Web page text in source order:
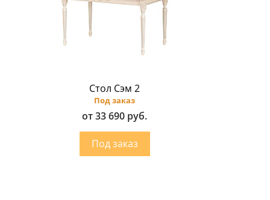
Стол Сэм 2
Под заказ
от 33 690 руб.